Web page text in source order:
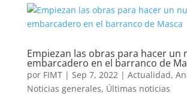
Empiezan las obras para hacer un
embarcadero en el barranco de
por FIMT| Sep 7, 2022| Actualidad,
Noticias generales, Últimas noticias